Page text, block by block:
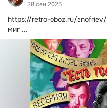
28 сен 2025
https://retro-oboz.ru/anofriev/
миг ...